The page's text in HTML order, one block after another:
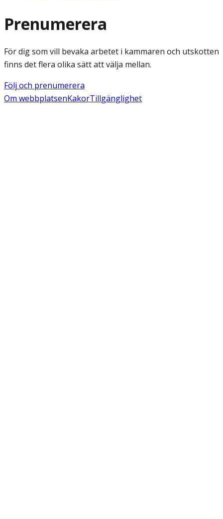
Prenumerera
För dig som vill bevaka arbetet i kammaren och utskotten
finns det flera olika sätt att välja mellan.
Följ och prenumerera
Om webbplatsenKakorTillgänglighet